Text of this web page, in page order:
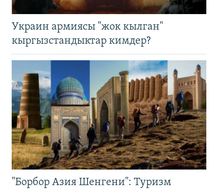
Украин армиясы "жок кылган"
кыргызстандыктар кимдер?
"Борбор Азия Шенгени": Туризм